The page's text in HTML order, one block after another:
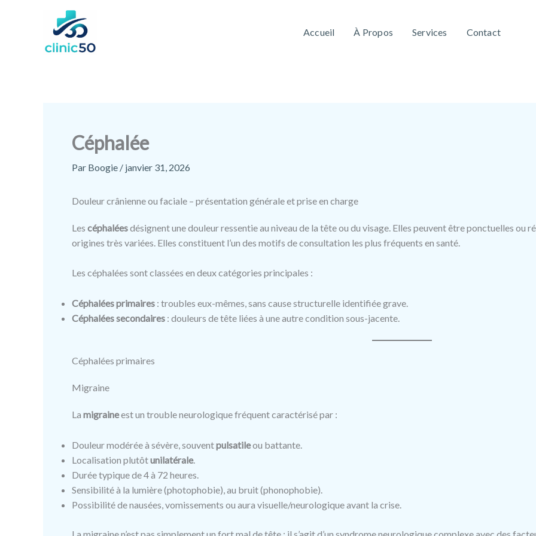
Accueil À Propos Services Contact
Céphalée
Par Boogie / janvier 31, 2026
Douleur crânienne ou faciale – présentation générale et prise en charge
Les céphaléesdésignent une douleur ressentie au niveau de la tête ou du visage. Elles peuvent être ponctuelles ou
origines très variées. Elles constituent l’un des motifs de consultation les plus fréquents en santé.
Les céphalées sont classées en deux catégories principales :
Céphalées primaires : troubles eux-mêmes, sans cause structurelle identifiée grave.
Céphalées secondaires : douleurs de tête liées à une autre condition sous-jacente.
Céphalées primaires
Migraine
La migraineest un trouble neurologique fréquent caractérisé par :
Douleur modérée à sévère, souventpulsatileou battante.
Localisation plutôtunilatérale.
Durée typique de 4 à 72 heures.
Sensibilité à la lumière (photophobie), au bruit (phonophobie).
Possibilité de nausées, vomissements ou aura visuelle/neurologique avant la crise.
La migraine n’est pas simplement un fort mal de tête : il s’agit d’un syndrome neurologique complexe avec des